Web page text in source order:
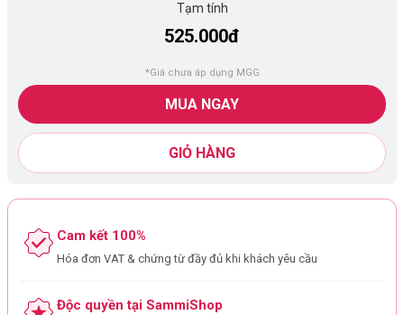
Tạm tính
525.000đ
*Giá chưa áp dụng MGG
MUA NGAY
GIỎ HÀNG
Cam kết 100%
Hóa đơn VAT & chứng từ đầy đủ khi khách yêu cầu
Độc quyền tại SammiShop